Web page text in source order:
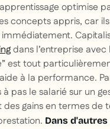
optimise
concepts appris, car
dans l’entreprise avec
est tout
à la performance.
à pas le salarié sur un
gains en termes de
Dans